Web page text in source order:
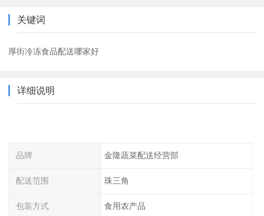
关键词
厚街冷冻食品配送哪家好
详细说明
品牌 金隆蔬菜配送经营部
配送范围 珠三角
包装方式 食用农产品